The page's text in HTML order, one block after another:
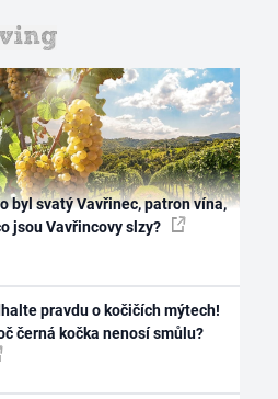
byl svatý Vavřinec, patron vína,
jsou Vavřincovy slzy?
pravdu o kočičích mýtech!
černá kočka nenosí smůlu?